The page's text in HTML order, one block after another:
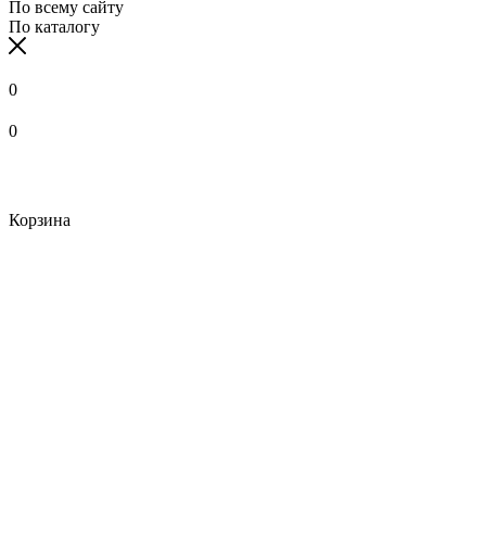
По всему сайту
По каталогу
0
0
Корзина